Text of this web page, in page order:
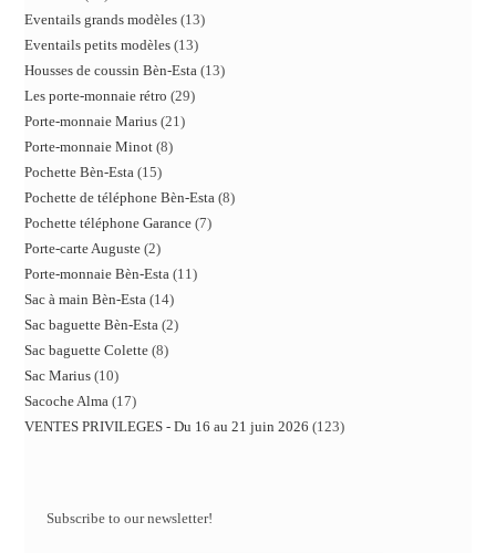
Eventails grands modèles 13
Eventails petits modèles 13
Housses de coussin Bèn-Esta 13
Les porte-monnaie rétro 29
Porte-monnaie Marius 21
Porte-monnaie Minot 8
Pochette Bèn-Esta 15
Pochette de téléphone Bèn-Esta 8
Pochette téléphone Garance 7
Porte-carte Auguste 2
Porte-monnaie Bèn-Esta 11
Sac à main Bèn-Esta 14
Sac baguette Bèn-Esta 2
Sac baguette Colette 8
Sac Marius 10
Sacoche Alma 17
VENTES PRIVILEGES - Du 16 au 21 juin 2026 123
Subscribe to our newsletter!